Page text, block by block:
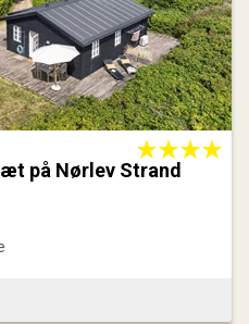
på Nørlev Strand